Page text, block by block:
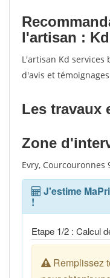
l'artisan :
L'artisan Kd services
d'avis et témoignages
Les travaux
Zone
Evry, Courcouronnes